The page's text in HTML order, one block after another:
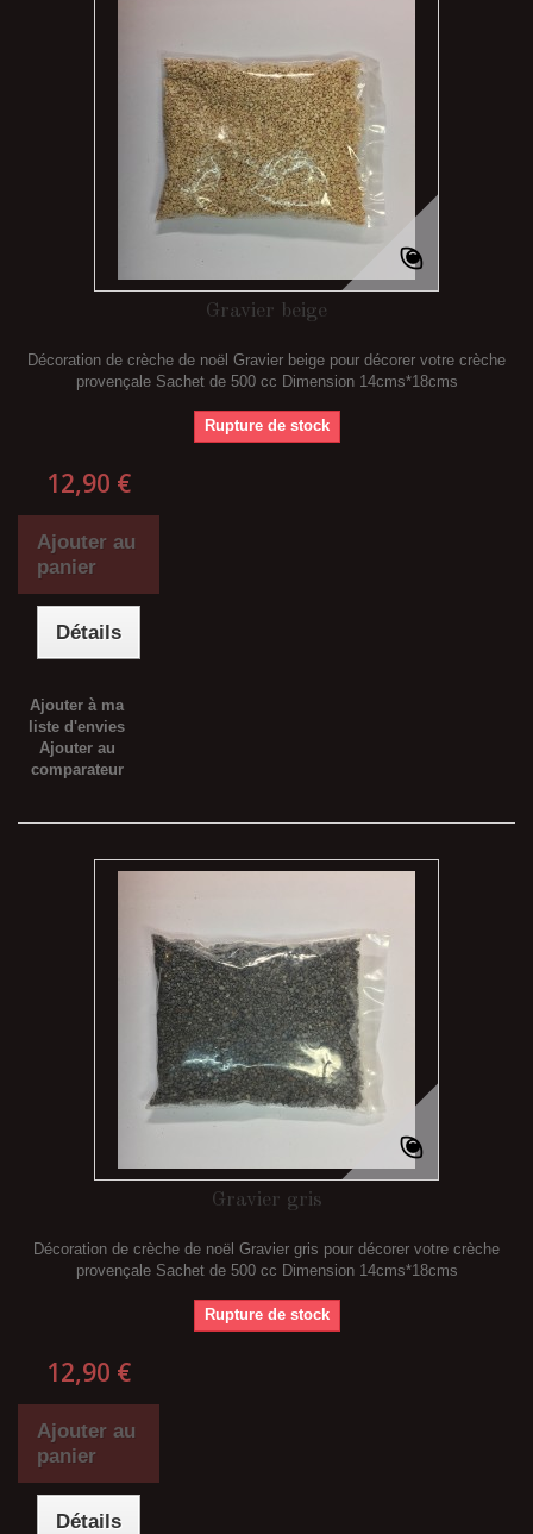
Gravier beige
Décoration de crèche de noël Gravier beige pour décorer votre crèche
provençale Sachet de 500 cc Dimension 14cms*18cms
Rupture de stock
12,90 €
Ajouter au
panier
Détails
Ajouter à ma
liste d'envies
Ajouter au
comparateur
Gravier gris
Décoration de crèche de noël Gravier gris pour décorer votre crèche
provençale Sachet de 500 cc Dimension 14cms*18cms
Rupture de stock
12,90 €
Ajouter au
panier
Détails